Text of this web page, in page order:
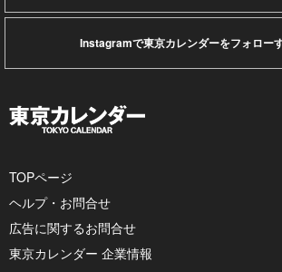
Instagramで東京カレンダーをフォロー
TOPページ
ヘルプ・お問合せ
広告に関するお問合せ
東京カレンダー 企業情報